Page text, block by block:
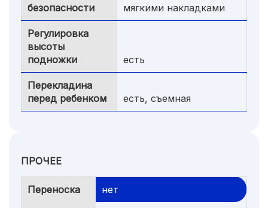
безопасности
мягкими накладками
Регулировка
высоты
подножки
есть
Перекладина
перед ребенком
есть, съемная
ПРОЧЕЕ
Переноска нет